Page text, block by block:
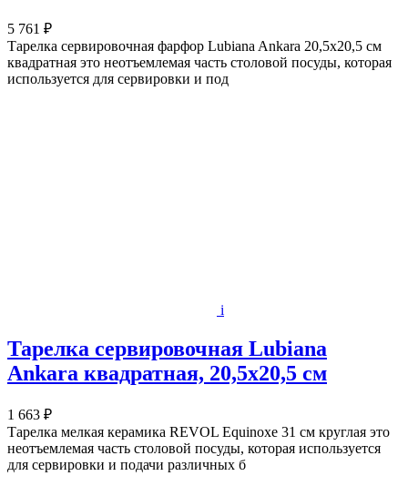
5 761 ₽
Тарелка сервировочная фарфор Lubiana Ankara 20,5x20,5 см
квадратная это неотъемлемая часть столовой посуды, которая
используется для сервировки и под
i
Тарелка сервировочная Lubiana
Ankara квадратная, 20,5x20,5 см
1 663 ₽
Тарелка мелкая керамика REVOL Equinoxe 31 см круглая это
неотъемлемая часть столовой посуды, которая используется
для сервировки и подачи различных б